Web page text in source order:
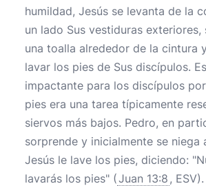
humildad, Jesús se levanta de la
un lado Sus vestiduras exteriores,
una toalla alrededor de la cintura
lavar los pies de Sus discípulos.
impactante para los discípulos
pies era una tarea típicamente
siervos más bajos. Pedro, en
sorprende y inicialmente se niega
Jesús le lave los pies, diciendo:
lavarás los pies" (Juan 13:8 ,